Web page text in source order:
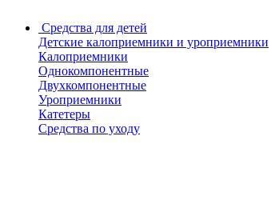
Средства для детей
Детские калоприемники и уроприемники
Калоприемники
Однокомпонентные
Двухкомпонентные
Уроприемники
Катетеры
Средства по уходу